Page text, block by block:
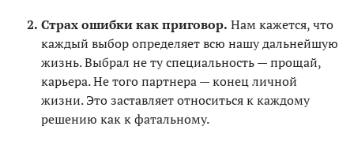
Страх ошибки как приговор. Нам кажется, что
каждый выбор определяет всю нашу дальнейшую
жизнь. Выбрал не ту специальность — прощай,
карьера. Не того партнера — конец личной
жизни. Это заставляет относиться к каждому
решению как к фатальному.